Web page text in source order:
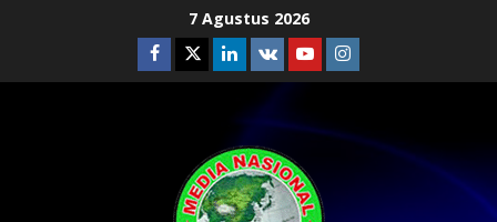
7 Agustus 2026
Facebook
TwitterLinkedin
VK YoutubeInstagram